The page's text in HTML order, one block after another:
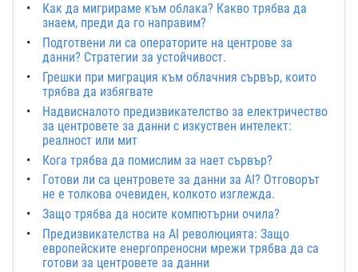
Как да мигрираме към облака? Какво трябва да
знаем, преди да го направим?
Подготвени ли са операторите на центрове за
данни? Стратегии за устойчивост.
Грешки при миграция към облачния сървър, които
трябва да избягвате
Надвисналото предизвикателство за електричество
за центровете за данни с изкуствен интелект:
реалност или мит
Кога трябва да помислим за нает сървър?
Готови ли са центровете за данни за AI? Отговорът
не е толкова очевиден, колкото изглежда.
Защо трябва да носите компютърни очила?
Предизвикателства на AI революцията: Защо
европейските енергопреносни мрежи трябва да са
готови за центровете за данни